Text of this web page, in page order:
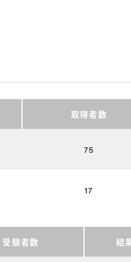
取得者数
75
17
受験者数 結